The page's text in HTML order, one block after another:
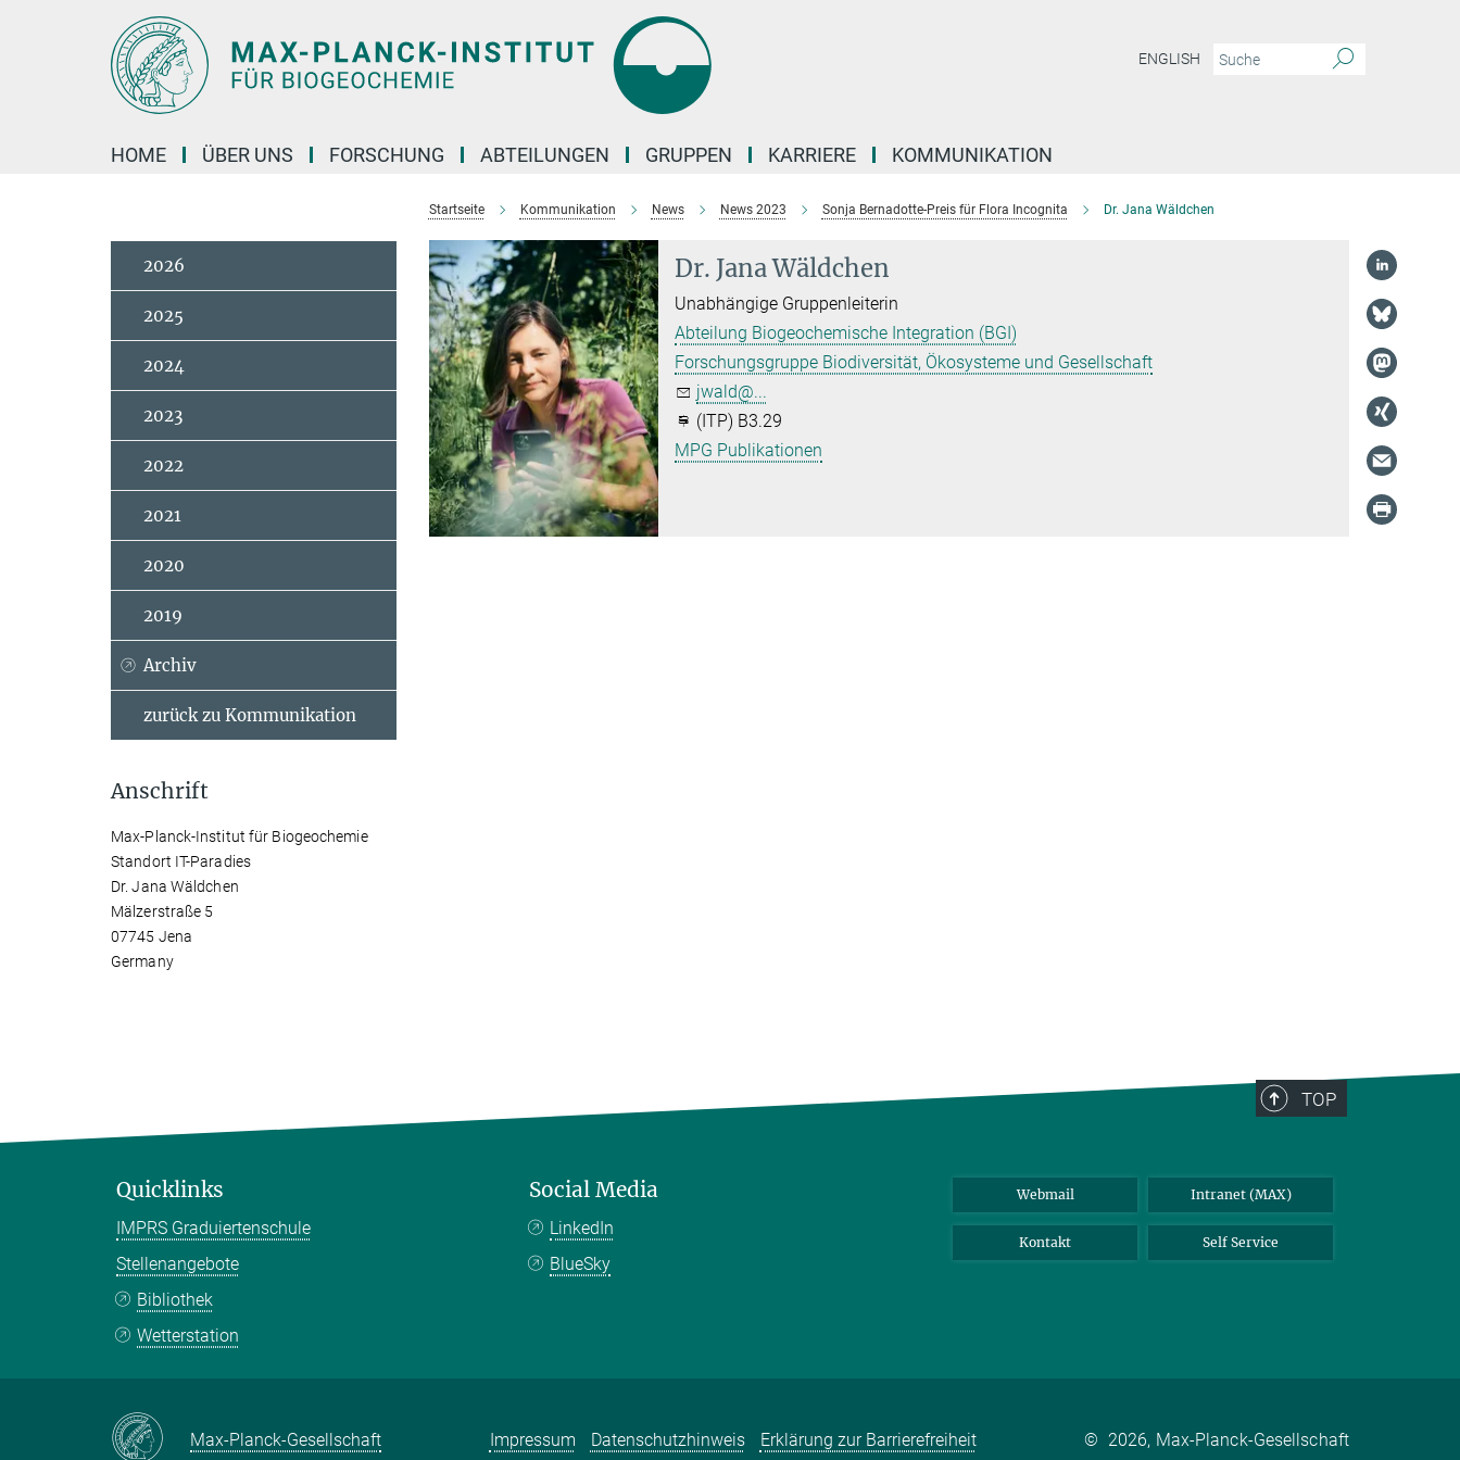
ENGLISH
HOME ÜBER UNS FORSCHUNG ABTEILUNGEN GRUPPEN KARRIERE KOMMUNIKATION
Startseite Kommunikation News News 2023 Sonja Bernadotte-Preis für Flora Incognita Dr. Jana Wäldchen
Dr. Jana Wäldchen
Unabhängige Gruppenleiterin
Abteilung Biogeochemische Integration (BGI)
Forschungsgruppe Biodiversität, Ökosysteme und Gesellschaft
jwald@...
(ITP) B3.29
MPG Publikationen
2026
2025
2024
2023
2022
2021
2020
2019
Archiv
zurück zu Kommunikation
Anschrift
Max-Planck-Institut für Biogeochemie
Standort IT-Paradies
Dr. Jana Wäldchen
Mälzerstraße 5
07745 Jena
Germany
TOP
Quicklinks
IMPRS Graduiertenschule
Stellenangebote
Bibliothek
Wetterstation
Social Media
LinkedIn
BlueSky
Webmail Intranet (MAX)
Kontakt Self Service
Max-Planck-Gesellschaft Impressum Datenschutzhinweis Erklärung zur Barrierefreiheit © 2026, Max-Planck-Gesellschaft